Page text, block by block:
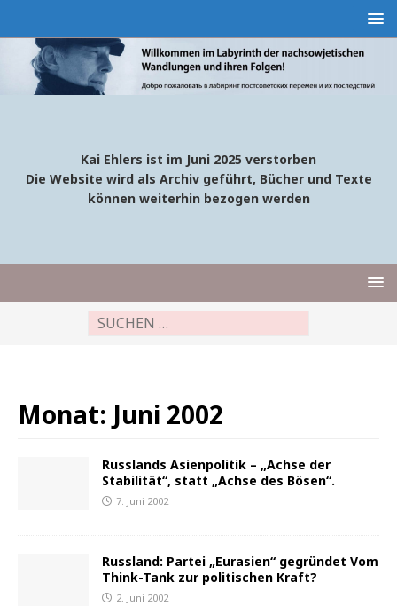
Kai Ehlers ist im Juni 2025 verstorben
Die Website wird als Archiv geführt, Bücher und Texte
können weiterhin bezogen werden
Monat: Juni 2002
Russlands Asienpolitik – „Achse der
Stabilität“, statt „Achse des Bösen“.
7. Juni 2002
Russland: Partei „Eurasien“ gegründet Vom
Think-Tank zur politischen Kraft?
2. Juni 2002